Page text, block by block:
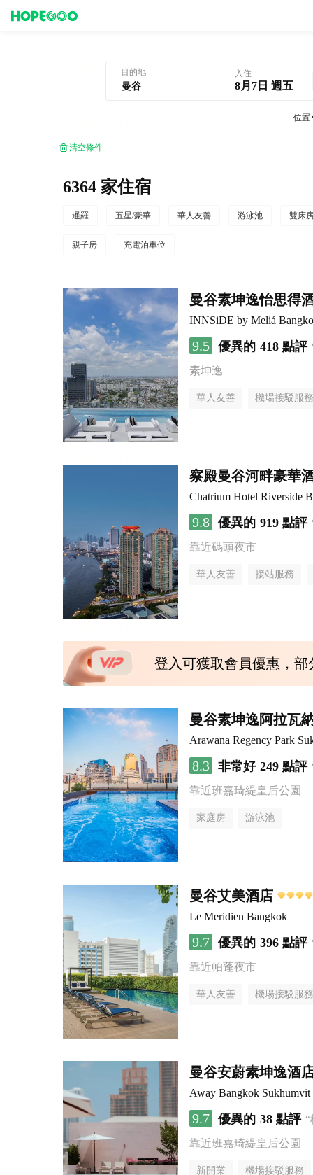
目的地 入住
8月7日 週五
位置
清空條件
6364 家住宿
暹羅 五星/豪華 華人友善 游泳池 雙床
親子房 充電泊車位
曼谷素坤逸怡思得
INNSiDE by Meliá
9.5 優異的 418 點評
素坤逸
華人友善 機場接駁服務
察殿曼谷河畔豪華
Chatrium Hotel Riverside
9.8 優異的 919 點評
靠近碼頭夜市
華人友善 接站服務
登入可獲取會員優惠，
曼谷素坤逸阿拉瓦
Arawana Regency Park
8.3 非常好 249 點評
靠近班嘉琦緹皇后公園
家庭房 游泳池
曼谷艾美酒店
Le Meridien Bangkok
9.7 優異的 396 點評
靠近帕蓬夜市
華人友善 機場接駁服務
曼谷安蔚素坤逸酒
Away Bangkok Sukhumvit
9.7 優異的 38 點評
靠近班嘉琦緹皇后公園
新開業 機場接駁服務